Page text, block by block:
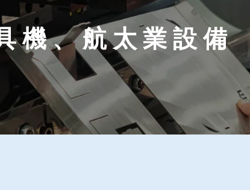
機 、 航 太 業 設 備